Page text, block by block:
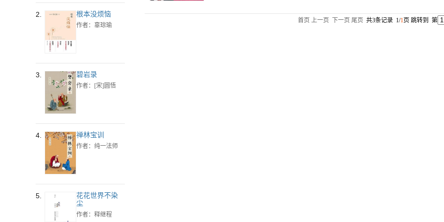
2. 根本没烦恼
作者：辜琮瑜
3. 碧岩录
作者：[宋]圆悟
4. 禅林宝训
作者：纯一法师
5.
花花世界不染
尘
作者：释继程
首页 上一页 下一页 尾页共3条记录 1/1页 跳转到 第